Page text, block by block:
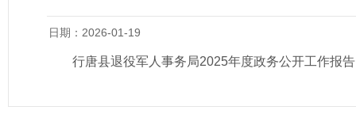
日期：2026-01-19
行唐县退役军人事务局2025年度政务公开工作报告